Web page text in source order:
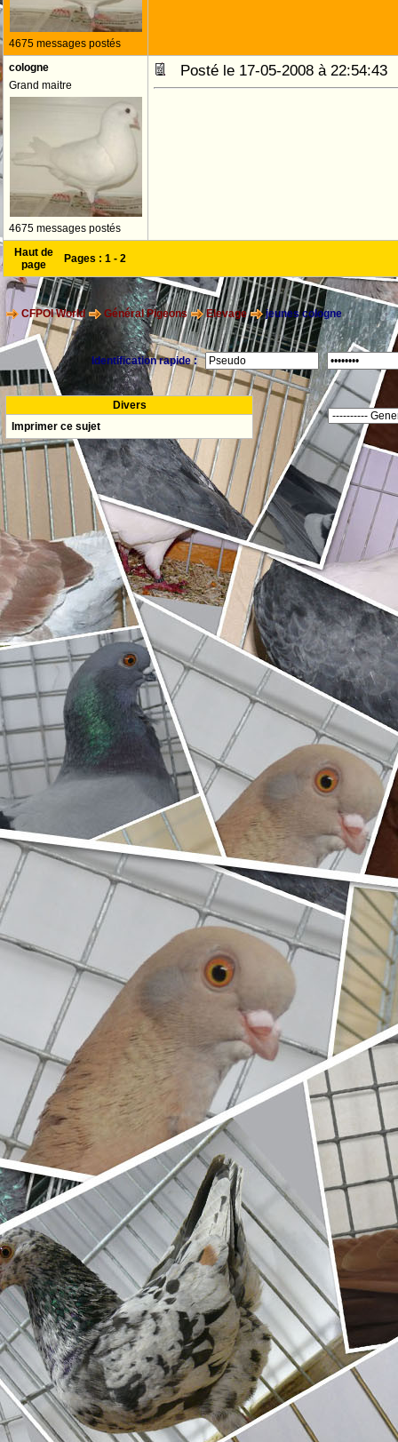
4675 messages postés
cologne
Grand maitre
4675 messages postés
Posté le 17-05-2008 à
Haut de
page
Pages : 1 - 2
CFPOI World Général Pigeons Elevage jeunes cologne
Identification rapide :
Divers
Imprimer ce sujet